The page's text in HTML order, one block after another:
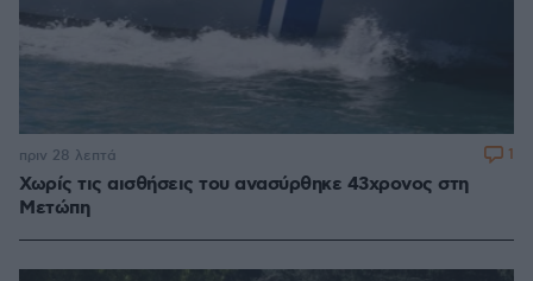
Χωρίς τις αισθήσεις του ανασύρθηκε 43χρονος στη
Μετώπη
πριν 28 λεπτά 1